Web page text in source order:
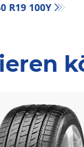
R19 100Y